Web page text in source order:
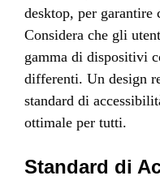
desktop, per garantire
Considera che gli
gamma di dispositivi
differenti. Un design
standard di
ottimale per tutti.
Standard di